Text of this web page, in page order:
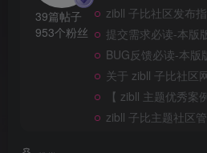
39篇帖子
953个粉丝
zibll 子比社区发布
提交需求必读-本版
BUG反馈必读-本版
关于 zibll 子比社区
【 zibll 主题优秀
zibll 子比主题社区